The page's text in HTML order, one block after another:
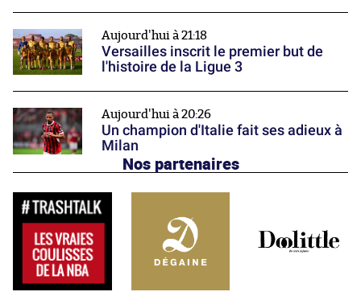
Aujourd'hui à 21:18
Versailles inscrit le premier but de
l'histoire de la Ligue 3
Aujourd'hui à 20:26
Un champion d'Italie fait ses adieux à
Milan
Nos partenaires